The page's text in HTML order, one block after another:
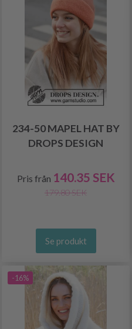
234-50 MAPEL HAT BY
DROPS DESIGN
Pris från 140.35 SEK
179.80 SEK
Se produkt
-16%